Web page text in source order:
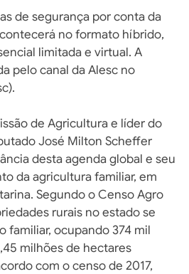
de segurança por conta da
no formato híbrido,
limitada e virtual. A
pelo canal da Alesc no
de Agricultura e líder do
José Milton Scheffer
desta agenda global e seu
da agricultura familiar, em
Segundo o Censo Agro
rurais no estado se
familiar, ocupando 374 mil
milhões de hectares
com o censo de 2017,